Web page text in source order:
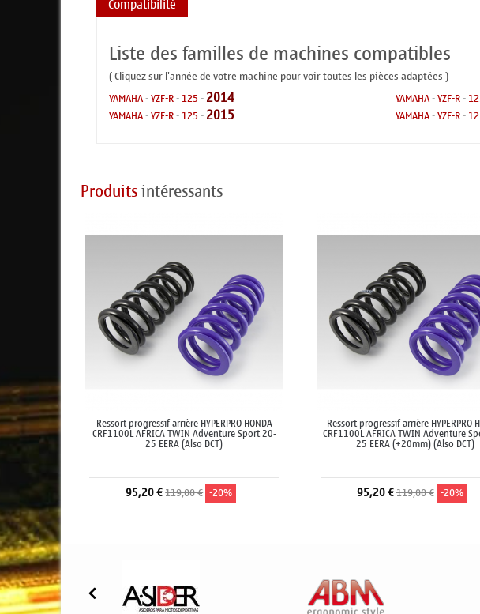
Compatibilité
Liste des familles de machines compatibles
( Cliquez sur l'année de votre machine pour voir toutes les pièces adaptées )
YAMAHA-YZF-R-125-2014
YAMAHA-YZF-R-125-2015
YAMAHA-YZF-R-
YAMAHA-YZF-R-
Produitsintéressants
Ressort progressif arrière HYPERPRO HONDA
CRF1100L AFRICA TWIN Adventure Sport 20-
25 EERA (Also DCT)
95,20 €119,00 € -20%
Ressort progressif arrière HYPERPRO
CRF1100L AFRICA TWIN Adventure
25 EERA (+20mm) (Also DCT)
95,20 €119,00 € -20%